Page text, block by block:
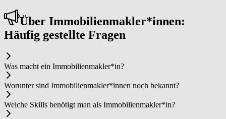
Über Im­mo­bi­li­en­mak­ler*in­nen:
Häufig gestellte Fragen
Was macht ein Im­mo­bi­li­en­mak­ler*in?
Worunter sind Im­mo­bi­li­en­mak­ler*in­nen noch bekannt?
Welche Skills benötigt man als Im­mo­bi­li­en­mak­ler*in?